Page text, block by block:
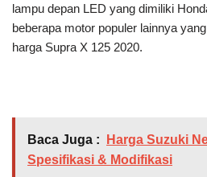
lampu depan LED yang dimiliki
beberapa motor populer lainnya
harga Supra X 125 2020.
Baca Juga :
Harga Suzuki
Spesifikasi & Modifikasi